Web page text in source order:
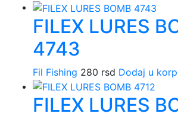
FILEX LURES
4743
Fil Fishing 280 rsd Dodaj u
FILEX LURES